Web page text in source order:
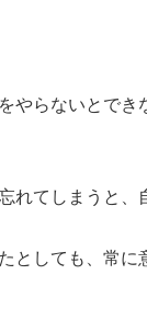
やらないとでき
れてしまうと、
としても、常に